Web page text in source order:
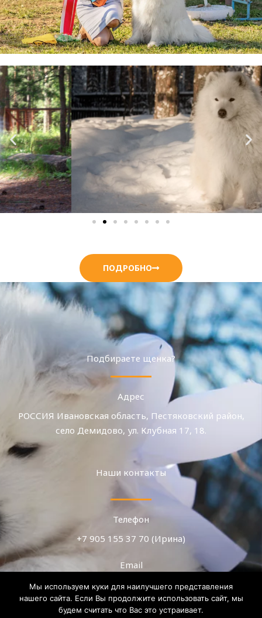
ПОДРОБНО
Подбираете щенка?
Адрес
РОССИЯ Ивановская область, Пестяковский район,
село Демидово, ул. Клубная 17, 18.
Наши контакты
Телефон
+7 905 155 37 70 (Ирина)
Email
teza.08@mail.ru
WhatsApp, Telegram, MAX
Мы используем куки для наилучшего представления
нашего сайта. Если Вы продолжите использовать сайт, мы
будем считать что Вас это устраивает.